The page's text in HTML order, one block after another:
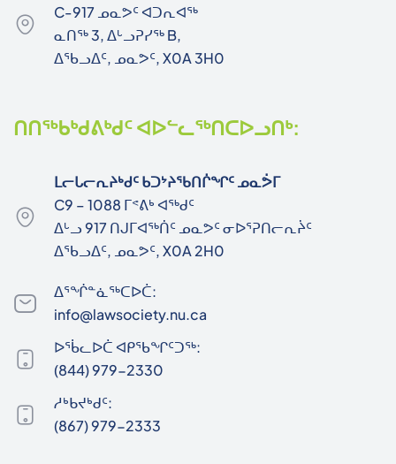
C-917 ᓄᓇᕗᑦ ᐊᑐᕆᐊᖅ
ᓇᑎᖅ 3, ᐃᒡᓗᕈᓯᖅ B,
ᐃᖃᓗᐃᑦ, ᓄᓇᕗᑦ, X0A 3H0
ᑎᑎᖅᑲᒃᑯᕕᒃᑯᑦ ᐊᐅᓪᓚᖅᑎᑕᐅᓗᑎᒃ:
ᒪᓕᒐᓕᕆᔨᒃᑯᑦ ᑲᑐᔾᔨᖃᑎᒌᖏᑦ ᓄᓇᕘᒥ
C9 – 1088 ᒥᕝᕕᒃ ᐊᖅᑯᑦ
ᐃᒡᓗ 917 ᑎᒍᒥᐊᖅᑏᑦ ᓄᓇᕗᑦ ᓂᐅᕐᕈᑎᓕᕆᔩᑦ
ᐃᖃᓗᐃᑦ, ᓄᓇᕗᑦ, X0A 2H0
ᐃᕐᖐᓐᓈᖅᑕᐅᑖ:
info@lawsociety.nu.ca
ᐅᖄᓚᐅᑖ ᐊᑭᖃᖏᑦᑐᖅ:
(844) 979-2330
ᓱᒃᑲᔪᒃᑯᑦ:
(867) 979-2333